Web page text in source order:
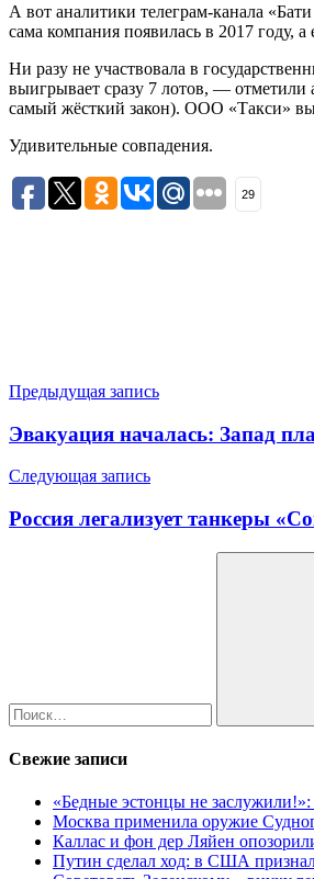
А вот аналитики телеграм-канала
сама компания появилась в 2017 году,
Ни разу не участвовала в
выигрывает сразу 7 лотов, —
самый жёсткий закон). ООО «Такси»
Удивительные совпадения.
29
Навигация
по
записям
Предыдущая запись
Эвакуация началась: Запад
Следующая запись
Россия легализует танкеры
Свежие записи
«Бедные эстонцы не заслужили!»:
Москва применила оружие
Каллас и фон дер Ляйен
Путин сделал ход: в США